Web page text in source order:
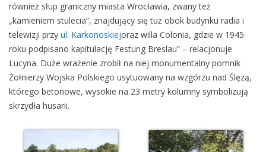
również słup graniczny miasta Wrocławia, zwany też
„kamieniem stulecia”, znajdujący się tuż obok budynku radia i
telewizji przy ul. Karkonoskiejoraz willa Colonia, gdzie w 1945
roku podpisano kapitulację Festung Breslau” – relacjonuje
Lucyna. Duże wrażenie zrobił na niej monumentalny pomnik
Żołnierzy Wojska Polskiego usytuowany na wzgórzu nad Ślęzą,
którego betonowe, wysokie na 23 metry kolumny symbolizują
skrzydła husarii.